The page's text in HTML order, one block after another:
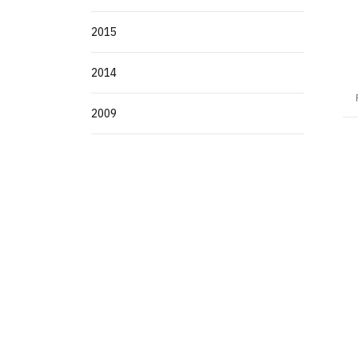
2015
2014
2009